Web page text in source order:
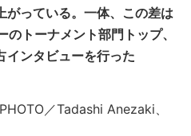
がっている。一体、この差は
トーナメント部門トップ、
インタビューを行った
／Tadashi Anezaki、